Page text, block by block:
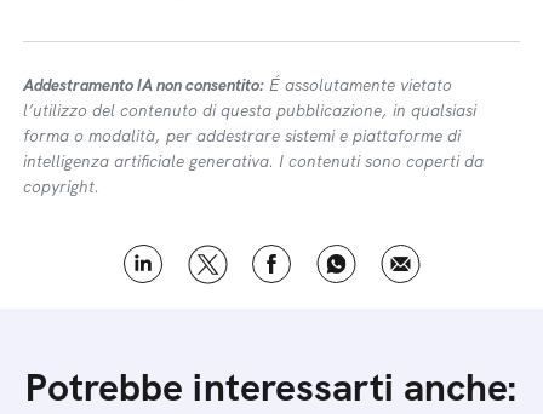
Addestramento IA non consentito: É assolutamente vietato
l’utilizzo del contenuto di questa pubblicazione, in qualsiasi
forma o modalità, per addestrare sistemi e piattaforme di
intelligenza artificiale generativa. I contenuti sono coperti da
copyright.
Potrebbe interessarti anche: